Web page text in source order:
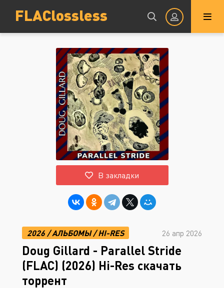
FLAClossless
Авторизация
Запомнить
ВОЙТИ НА САЙТ
Восстановить пароль
Или войти через
В закладки
2026 /АЛЬБОМЫ/HI-RES 26 апр 2026
Doug Gillard - Parallel Stride
(FLAC) (2026) Hi-Res скачать
торрент